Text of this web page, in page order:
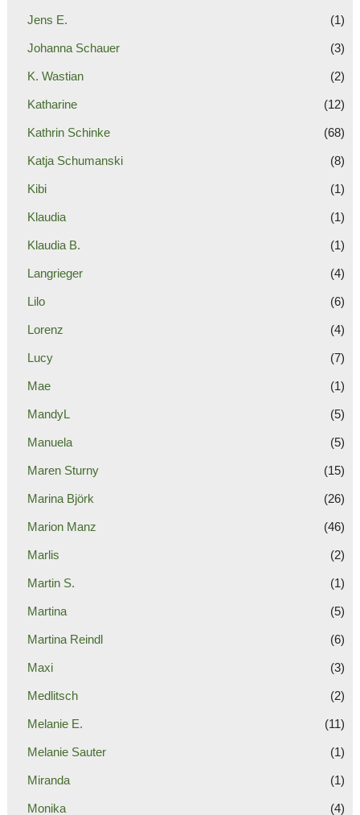
Jens E. (1)
Johanna Schauer (3)
K. Wastian (2)
Katharine (12)
Kathrin Schinke (68)
Katja Schumanski (8)
Kibi (1)
Klaudia (1)
Klaudia B. (1)
Langrieger (4)
Lilo (6)
Lorenz (4)
Lucy (7)
Mae (1)
MandyL (5)
Manuela (5)
Maren Sturny (15)
Marina Björk (26)
Marion Manz (46)
Marlis (2)
Martin S. (1)
Martina (5)
Martina Reindl (6)
Maxi (3)
Medlitsch (2)
Melanie E. (11)
Melanie Sauter (1)
Miranda (1)
Monika (4)